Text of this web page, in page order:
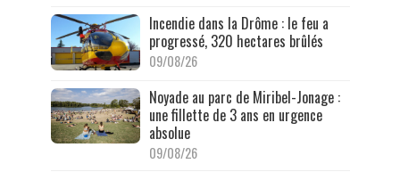
Incendie dans la Drôme : le feu a
progressé, 320 hectares brûlés
09/08/26
Noyade au parc de Miribel-Jonage :
une fillette de 3 ans en urgence
absolue
09/08/26